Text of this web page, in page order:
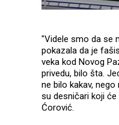
"Videle smo da se
pokazala da je
veka kod Novog
privedu, bilo šta.
ne bilo kakav,
su desničari koji
Ćorović.